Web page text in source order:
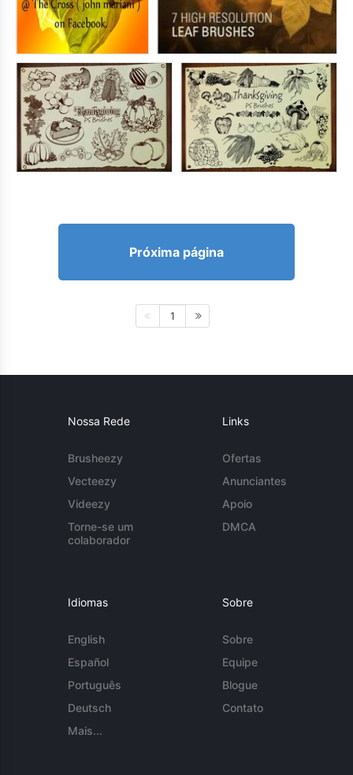
Próxima página
1
Nossa Rede
Brusheezy
Vecteezy
Videezy
Torne-se um
colaborador
Links
Ofertas
Anunciantes
Apoio
DMCA
Idiomas
English
Español
Português
Deutsch
Mais...
Sobre
Sobre
Equipe
Blogue
Contato